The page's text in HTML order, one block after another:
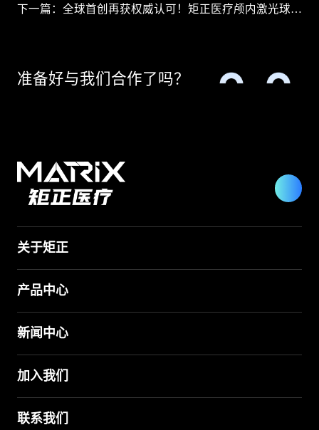
下一篇：全球首创再获权威认可！矩正医疗颅内激光球囊导管项目斩获优胜奖，强势进军全国总决赛
准备好与我们合作了吗？
关于矩正
产品中心
新闻中心
加入我们
联系我们